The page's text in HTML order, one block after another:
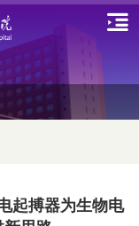
起搏器为生物电